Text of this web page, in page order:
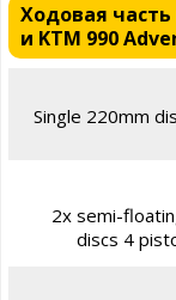
Ходовая часть
и KTM 990
Single 220mm
2x semi-
discs 4